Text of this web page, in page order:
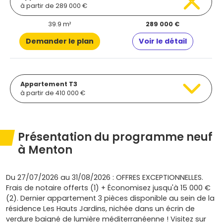
à partir de 289 000 €
39.9 m² 289 000 €
Demander le plan Voir le détail
Appartement T3
à partir de 410 000 €
Présentation du programme neuf
à Menton
Du 27/07/2026 au 31/08/2026 : OFFRES EXCEPTIONNELLES.
Frais de notaire offerts (1) + Économisez jusqu'à 15 000 €
(2). Dernier appartement 3 pièces disponible au sein de la
résidence Les Hauts Jardins, nichée dans un écrin de
verdure baigné de lumière méditerranéenne ! Visitez sur